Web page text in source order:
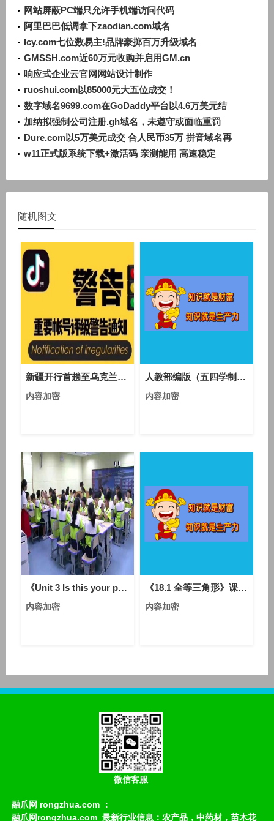
网站屏蔽PC端只允许手机端访问代码
阿里巴巴低调拿下zaodian.com域名
Icy.com七位数易主!品牌豪掷百万升级域名
GMSSH.com近60万元收购并启用GM.cn
响应式企业云官网网站设计制作
ruoshui.com以85000元大五位成交！
数字域名9699.com在GoDaddy平台以4.6万美元结
拍，短数字域名市场热度持续
加纳拟强制公司注册.gh域名，未遵守或面临重罚
Dure.com以5万美元成交 合人民币35万 拼音域名再
成热点
w11正式版系统下载+激活码 亲测能用 高速稳定
随机图文
新疆开行首趟至乌克兰中欧班列 预计运行15天
内容加密
人教部编版（五四学制）语文六年级下册第22课《有的人——纪念鲁迅先生》课堂教学视频实录-何雪丽
内容加密
《Unit 3 Is this your pencil - Section A Grammar focus 3a—3c》人教版英语七上-安徽-夏婷婷
内容加密
《18.1 全等三角形》课堂教学视频实录-人教五四学制版初中数学七年级下册
内容加密
微信客服
融爪网 rongzhua.com ：
融爪网rongzhua.com_最新行业信息：农产品，中药材，苗木花